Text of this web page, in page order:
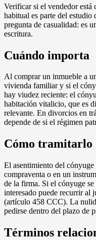
Verificar si el vendedor está
habitual es parte del estudio
pregunta de casualidad: es
escritura.
Cuándo importa
Al comprar un inmueble a
vivienda familiar y si el
hay viudez reciente: el
habitación vitalicio, que es
relevante. En divorcios en
depende de si el régimen
Cómo tramitarlo
El asentimiento del cónyuge
compraventa o en un
de la firma. Si el cónyuge se
interesado puede recurrir al
(artículo 458 CCC). La
pedirse dentro del plazo de
Términos